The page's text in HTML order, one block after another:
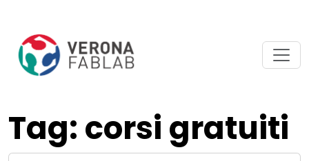
contenuto
principale
Tag: corsi gratuiti